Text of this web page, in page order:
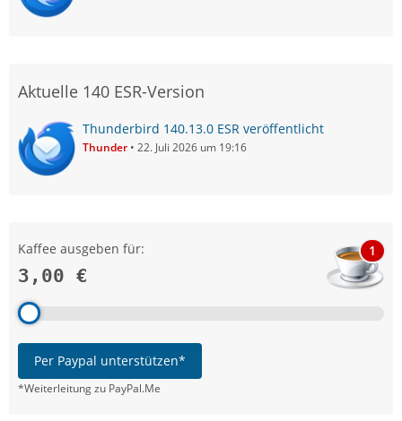
Aktuelle 140 ESR-Version
Thunderbird 140.13.0 ESR veröffentlicht
Thunder 22. Juli 2026 um 19:16
Kaffee ausgeben für:
3,00 €
1
Per Paypal unterstützen*
*Weiterleitung zu PayPal.Me